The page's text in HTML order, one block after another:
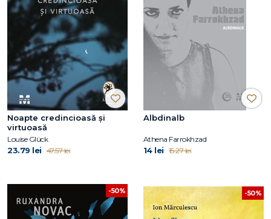
Noapte credincioasă și
virtuoasă
Louise Glück
23.79 lei 47.57 lei
Albdinalb
Athena Farrokhzad
14 lei 15.27 lei
-50% -50%